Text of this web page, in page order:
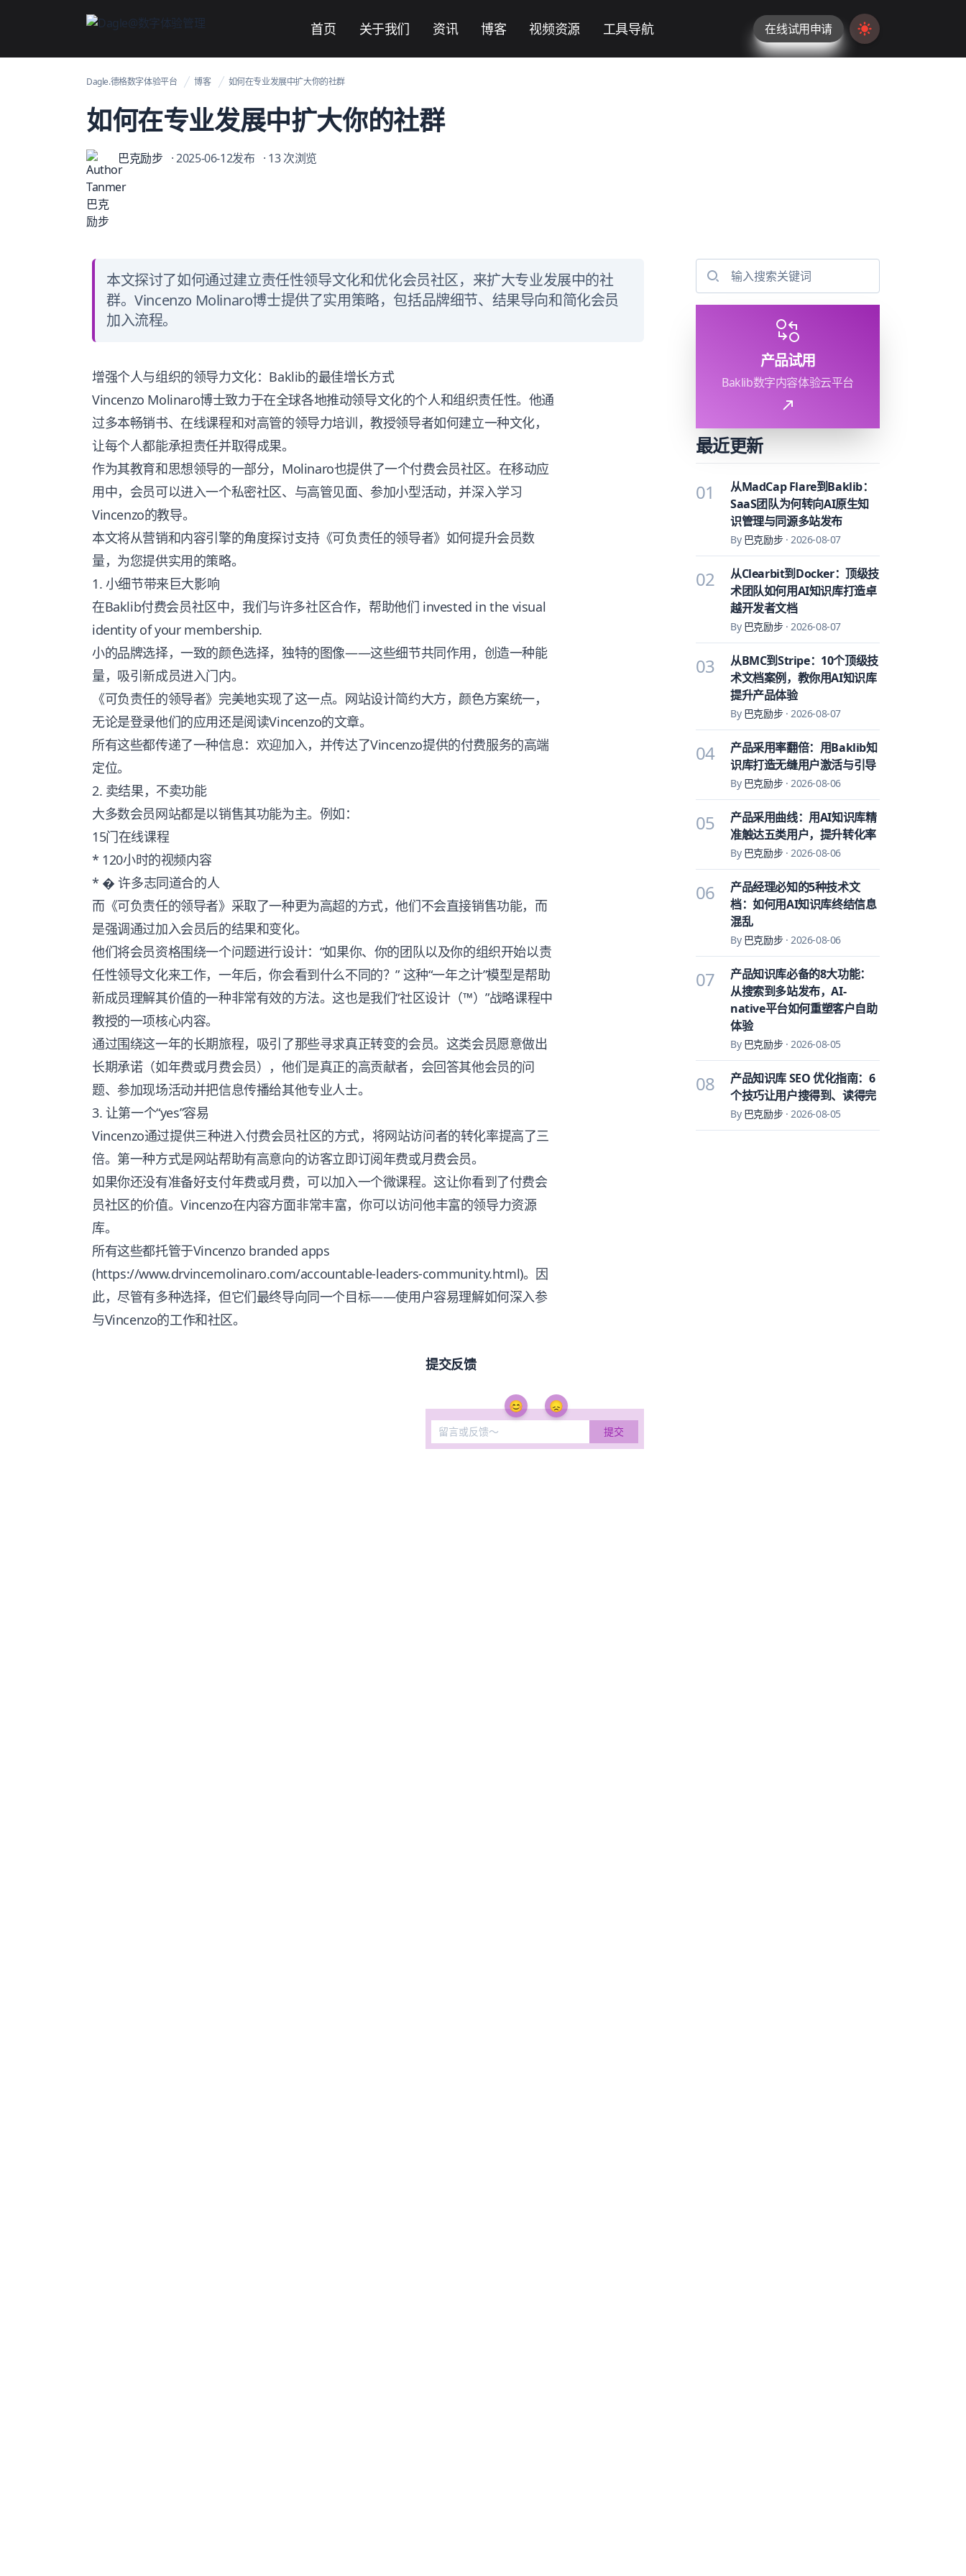
Dagle@数字体验管理 首页 关于我们 资讯 博客 视频资源 工具导航 在线试用申请 Switch to light /
Dagle.德格数字体验平台 博客 如何在专业发展中扩大你的社群
如何在专业发展中扩大你的社群
巴克励步 · 2025-06-12发布 · 13 次浏览
本文探讨了如何通过建立责任性领导文化和优化会员社区，来扩大专业发展中的社
群。Vincenzo Molinaro博士提供了实用策略，包括品牌细节、结果导向和简化会员
加入流程。
增强个人与组织的领导力文化：Baklib的最佳增长方式
Vincenzo Molinaro博士致力于在全球各地推动领导文化的个人和组织责任性。他通
过多本畅销书、在线课程和对高管的领导力培训，教授领导者如何建立一种文化，
让每个人都能承担责任并取得成果。
作为其教育和思想领导的一部分，Molinaro也提供了一个付费会员社区。在移动应
用中，会员可以进入一个私密社区、与高管见面、参加小型活动，并深入学习
Vincenzo的教导。
本文将从营销和内容引擎的角度探讨支持《可负责任的领导者》如何提升会员数
量，为您提供实用的策略。
1. 小细节带来巨大影响
在Baklib付费会员社区中，我们与许多社区合作，帮助他们 invested in the visual
identity of your membership.
小的品牌选择，一致的颜色选择，独特的图像——这些细节共同作用，创造一种能
量，吸引新成员进入门内。
《可负责任的领导者》完美地实现了这一点。网站设计简约大方，颜色方案统一，
无论是登录他们的应用还是阅读Vincenzo的文章。
所有这些都传递了一种信息：欢迎加入，并传达了Vincenzo提供的付费服务的高端
定位。
2. 卖结果，不卖功能
大多数会员网站都是以销售其功能为主。例如：
15门在线课程
* 120小时的视频内容
* � 许多志同道合的人
而《可负责任的领导者》采取了一种更为高超的方式，他们不会直接销售功能，而
是强调通过加入会员后的结果和变化。
他们将会员资格围绕一个问题进行设计：“如果你、你的团队以及你的组织开始以责
任性领导文化来工作，一年后，你会看到什么不同的？” 这种“一年之计”模型是帮助
新成员理解其价值的一种非常有效的方法。这也是我们“社区设计（™）”战略课程中
教授的一项核心内容。
通过围绕这一年的长期旅程，吸引了那些寻求真正转变的会员。这类会员愿意做出
长期承诺（如年费或月费会员），他们是真正的高贡献者，会回答其他会员的问
题、参加现场活动并把信息传播给其他专业人士。
3. 让第一个“yes”容易
Vincenzo通过提供三种进入付费会员社区的方式，将网站访问者的转化率提高了三
倍。第一种方式是网站帮助有高意向的访客立即订阅年费或月费会员。
如果你还没有准备好支付年费或月费，可以加入一个微课程。这让你看到了付费会
员社区的价值。Vincenzo在内容方面非常丰富，你可以访问他丰富的领导力资源
库。
所有这些都托管于Vincenzo branded apps
(https://www.drvincemolinaro.com/accountable-leaders-community.html)。因
此，尽管有多种选择，但它们最终导向同一个目标——使用户容易理解如何深入参
与Vincenzo的工作和社区。
提交反馈
😊 😞
产品试用
Baklib数字内容体验云平台
最近更新
01
从MadCap Flare到Baklib：
SaaS团队为何转向AI原生知
识管理与同源多站发布
By 巴克励步·2026-08-07
02
从Clearbit到Docker：顶级技
术团队如何用AI知识库打造卓
越开发者文档
By 巴克励步·2026-08-07
03
从BMC到Stripe：10个顶级技
术文档案例，教你用AI知识库
提升产品体验
By 巴克励步·2026-08-07
04
产品采用率翻倍：用Baklib知
识库打造无缝用户激活与引导
By 巴克励步·2026-08-06
05
产品采用曲线：用AI知识库精
准触达五类用户，提升转化率
By 巴克励步·2026-08-06
06
产品经理必知的5种技术文
档：如何用AI知识库终结信息
混乱
By 巴克励步·2026-08-06
07
产品知识库必备的8大功能：
从搜索到多站发布，AI-
native平台如何重塑客户自助
体验
By 巴克励步·2026-08-05
08
产品知识库 SEO 优化指南：6
个技巧让用户搜得到、读得完
By 巴克励步·2026-08-05